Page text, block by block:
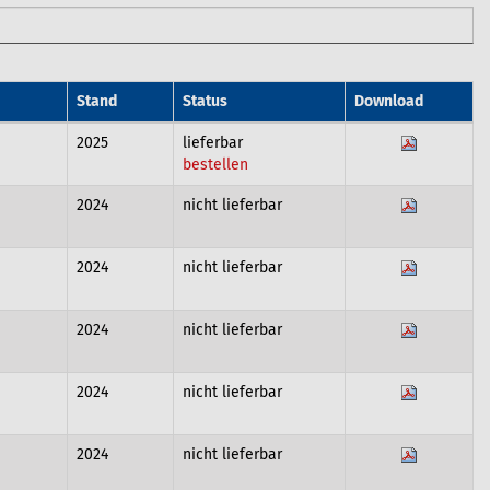
Stand Status Download
2025
lieferbar
bestellen
2024 nicht lieferbar
2024 nicht lieferbar
2024 nicht lieferbar
2024 nicht lieferbar
2024 nicht lieferbar